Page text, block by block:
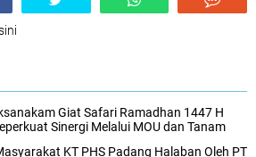
Giat Safari Ramadhan 1447 H
Sinergi Melalui MOU dan Tanam
KT PHS Padang Halaban Oleh PT